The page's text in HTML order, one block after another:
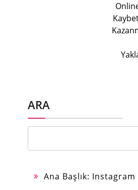
ARA
Ana Başlık: